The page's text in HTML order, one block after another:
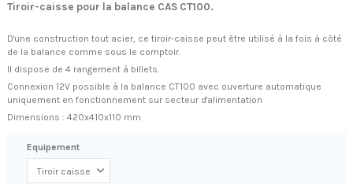
Tiroir-caisse pour la balance CAS CT100.
D'une construction tout acier, ce tiroir-caisse peut être utilisé à la fois à côté
de la balance comme sous le comptoir.
Il dispose de 4 rangement à billets.
Connexion 12V possible à la balance CT100 avec ouverture automatique
uniquement en fonctionnement sur secteur d'alimentation
Dimensions : 420x410x110 mm
Equipement